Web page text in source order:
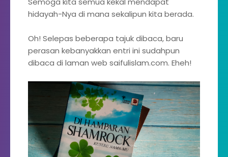
hidayah-Nya di mana sekalipun kita berada.
Oh! Selepas beberapa tajuk dibaca, baru
perasan kebanyakkan entri ini sudahpun
dibaca di laman web saifulislam.com. Eheh!